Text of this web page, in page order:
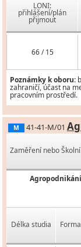
LONI:
přihlášení/plán
přijmout
66 / 15
Poznámky k oboru:
zahraničí, účast na
pracovním prostředí.
M 41-41-M/01
Zaměření nebo
Agropodnikání
Délka studia